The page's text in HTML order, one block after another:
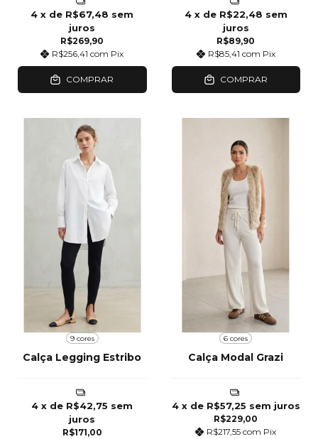
R$269,90
R$256,41com Pix
4 x de R$67,48 sem
juros
COMPRAR
R$89,90
R$85,41 com Pix
4 x de R$22,48 sem
juros
COMPRAR
9 cores
Calça Legging Estribo
R$171,00
4 x de R$42,75 sem
juros
6 cores
Calça Modal Grazi
R$229,00
R$217,55com Pix
4 x de R$57,25 sem juros